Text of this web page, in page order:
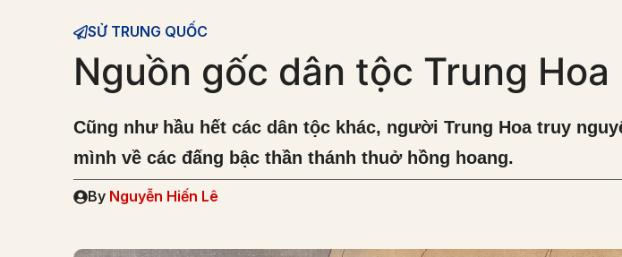
SỬ TRUNG QUỐC
Nguồn gốc dân tộc Trung Hoa
Cũng như hầu hết các dân tộc khác, người Trung Hoa truy
mình về các đấng bậc thần thánh thuở hồng hoang.
By Nguyễn Hiến Lê